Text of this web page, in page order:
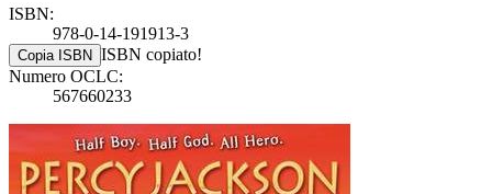
ISBN:
978-0-14-191913-3
Copia ISBN ISBN copiato!
Numero OCLC:
567660233